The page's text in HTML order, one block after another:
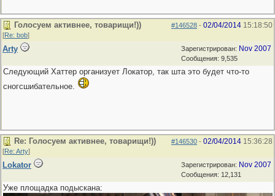
#146528 - 02/04/2014 15:18:50
Голосуем активнее, товарищи!))
[Re: bob]
Зарегистрирован: Nov 2007
Сообщения: 9,535
Arty
Следующий Хаттер организует Локатор, так шта это будет что-то
сногсшибательное.
#146530 - 02/04/2014 15:36:28
Re: Голосуем активнее, товарищи!))
[Re: Arty]
Зарегистрирован: Nov 2007
Сообщения: 12,131
Lokator
Уже площадка подыскана: